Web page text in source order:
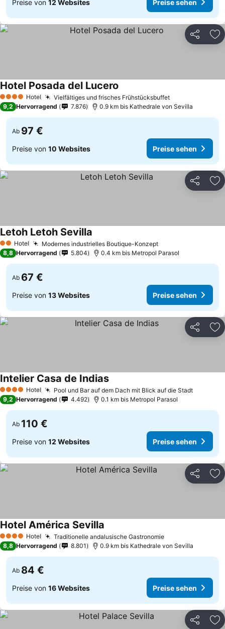
Preise von 12 Websites Preise sehen
Teilen
4 Sterne Hotel Vielfältiges und frisches Frühstücksbuffet
Hotel Posada del Lucero
9,2 Hervorragend 7.876 0.9 km bis Kathedrale von Sevilla
Ab 97 €
Preise von 10 Websites Preise sehen
Teilen
2 Sterne
Hotel Modernes industrielles Boutique-Konzept
Letoh Letoh Sevilla
8,8 Hervorragend 5.804 0.4 km bis Metropol Parasol
Ab 67 €
Preise von 13 Websites Preise sehen
Teilen
4 Sterne Hotel Pool und Bar auf dem Dach mit Blick auf die Stadt
Intelier Casa de Indias
9,2 Hervorragend 4.492 0.1 km bis Metropol Parasol
Ab 110 €
Preise von 12 Websites Preise sehen
Teilen
4 Sterne Hotel Traditionelle andalusische Gastronomie
Hotel América Sevilla
8,8 Hervorragend 8.801 0.9 km bis Kathedrale von Sevilla
Ab 84 €
Preise von 16 Websites Preise sehen
Teilen